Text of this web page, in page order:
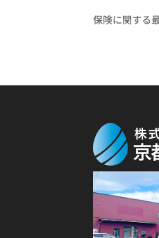
保険に関する